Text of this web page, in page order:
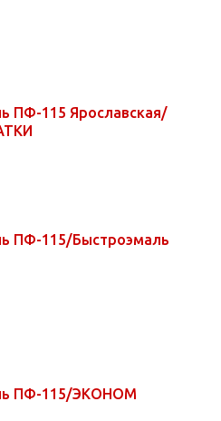
ПФ-115 Ярославская/
ПФ-115/Быстроэмаль
ПФ-115/ЭКОНОМ